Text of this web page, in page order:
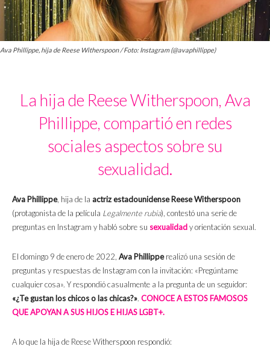
Ava Phillippe, hija de Reese Witherspoon / Foto: Instagram (@avaphillippe)
La hija de Reese Witherspoon, Ava
Phillippe, compartió en redes
sociales aspectos sobre su
sexualidad.
Ava Phillippe, hija de la actriz estadounidense Reese Witherspoon
(protagonista de la película Legalmente rubia), contestó una serie de
preguntas en Instagram y habló sobre su sexualidady orientación sexual.
El domingo 9 de enero de 2022, Ava Phillipperealizó una sesión de
preguntas y respuestas de Instagram con la invitación: «Pregúntame
cualquier cosa». Y respondió casualmente a la pregunta de un seguidor:
«¿Te gustan los chicos o las chicas?». CONOCE A ESTOS FAMOSOS
QUE APOYAN A SUS HIJOS E HIJAS LGBT+.
A lo que la hija de Reese Witherspoon respondió: